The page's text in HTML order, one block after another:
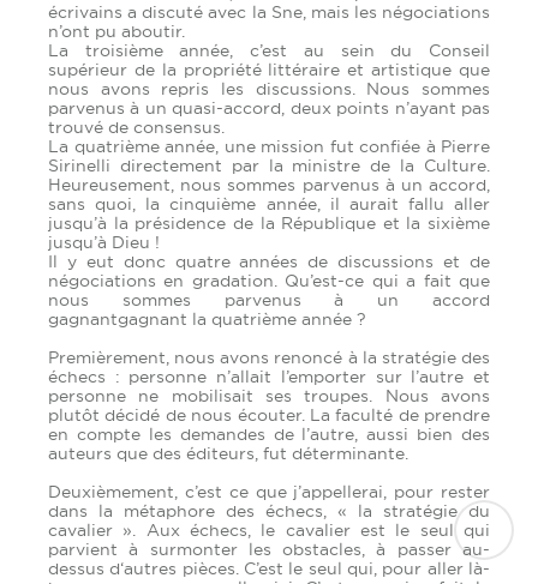
écrivains a discuté avec la Sne, mais les négociations
n’ont pu aboutir.
La troisième année, c’est au sein du Conseil
supérieur de la propriété littéraire et artistique que
nous avons repris les discussions. Nous sommes
parvenus à un quasi-accord, deux points n’ayant pas
trouvé de consensus.
La quatrième année, une mission fut confiée à Pierre
Sirinelli directement par la ministre de la Culture.
Heureusement, nous sommes parvenus à un accord,
sans quoi, la cinquième année, il aurait fallu aller
jusqu’à la présidence de la République et la sixième
jusqu’à Dieu !
Il y eut donc quatre années de discussions et de
négociations en gradation. Qu’est-ce qui a fait que
nous sommes parvenus à un accord
gagnantgagnant la quatrième année ?
Premièrement, nous avons renoncé à la stratégie des
échecs : personne n’allait l’emporter sur l’autre et
personne ne mobilisait ses troupes. Nous avons
plutôt décidé de nous écouter. La faculté de prendre
en compte les demandes de l’autre, aussi bien des
auteurs que des éditeurs, fut déterminante.
Deuxièmement, c’est ce que j’appellerai, pour rester
dans la métaphore des échecs, « la stratégie du
cavalier ». Aux échecs, le cavalier est le seul qui
parvient à surmonter les obstacles, à passer au-
dessus d‘autres pièces. C’est le seul qui, pour aller là-